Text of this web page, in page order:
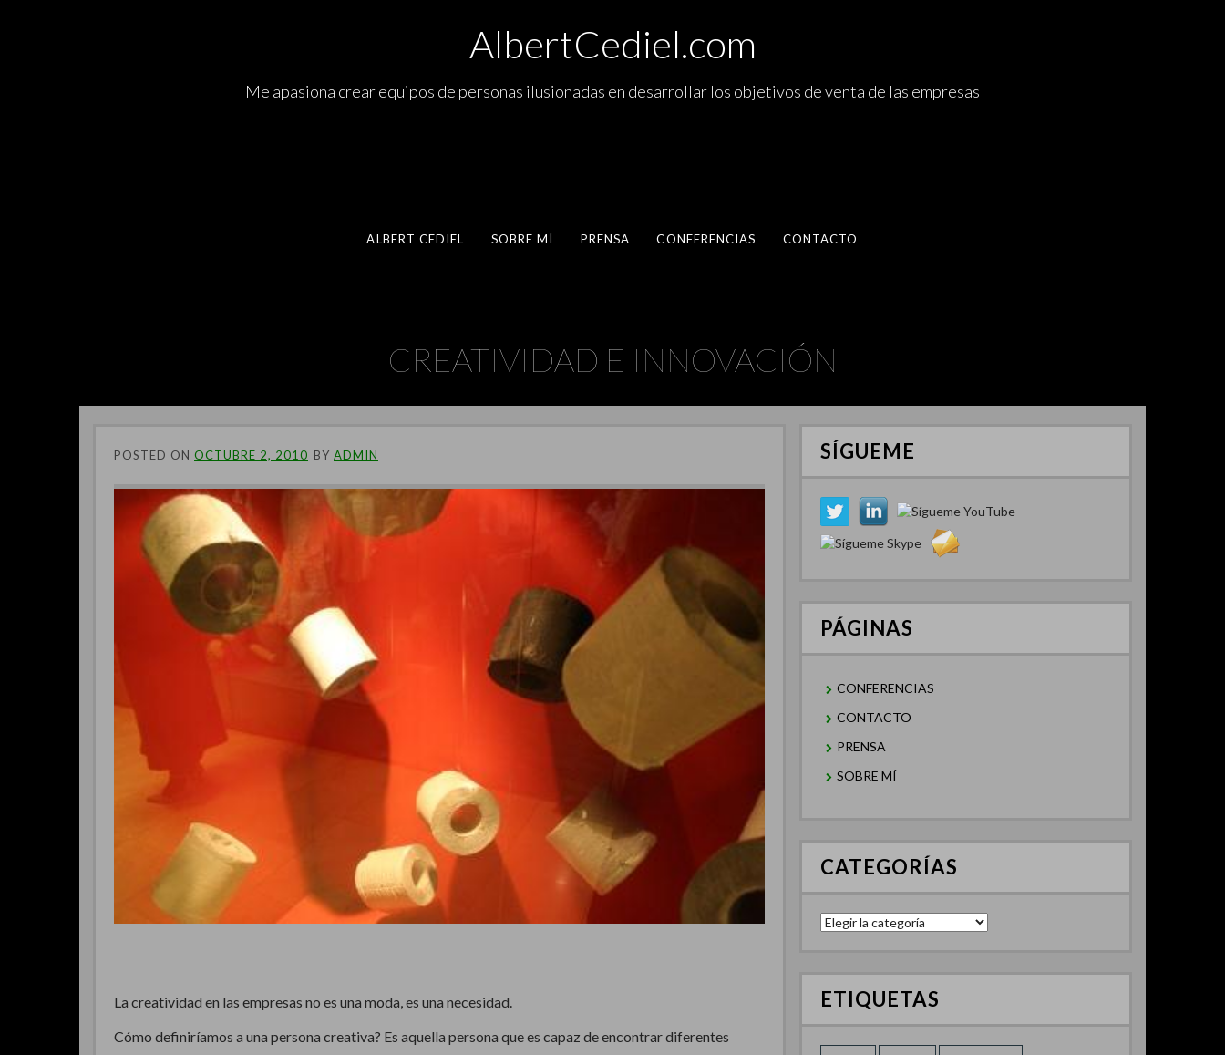
AlbertCediel.com
Me apasiona crear equipos de personas ilusionadas en desarrollar los objetivos de venta de las empresas
ALBERT CEDIEL SOBRE MÍ PRENSA CONFERENCIAS CONTACTO
CREATIVIDAD E INNOVACIÓN
POSTED ON OCTUBRE 2, 2010 BY ADMIN
La creatividad en las empresas no es una moda, es una necesidad.
Cómo definiríamos a una persona creativa? Es aquella persona que es capaz de encontrar diferentes
SÍGUEME
PÁGINAS
CONFERENCIAS
CONTACTO
PRENSA
SOBRE MÍ
CATEGORÍAS
Categorías
ETIQUETAS